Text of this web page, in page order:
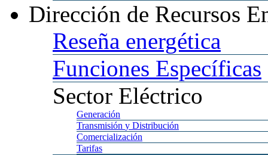
Dirección de Recursos
Reseña energética
Funciones Específicas
Sector Eléctrico
Generación
Transmisión y Distribución
Comercialización
Tarifas